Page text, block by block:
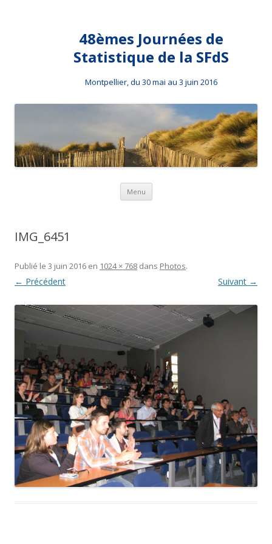
48èmes Journées de
Statistique de la SFdS
Montpellier, du 30 mai au 3 juin 2016
Menu Aller au contenu principal
IMG_6451
Publié le 3 juin 2016 en 1024 × 768 dans Photos.
← Précédent Suivant →